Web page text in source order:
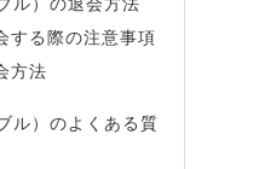
する際の注意事項
方法
ル）のよくある質